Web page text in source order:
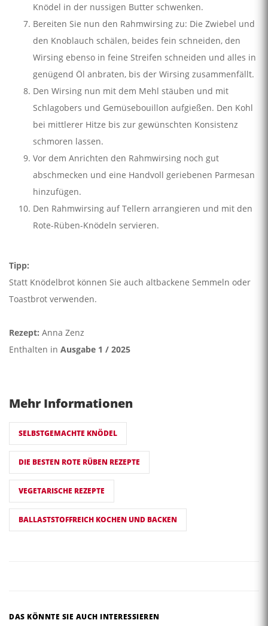
Knödel in der nussigen Butter schwenken.
Bereiten Sie nun den Rahmwirsing zu: Die Zwiebel und
den Knoblauch schälen, beides fein schneiden, den
Wirsing ebenso in feine Streifen schneiden und alles in
genügend Öl anbraten, bis der Wirsing zusammenfällt.
Den Wirsing nun mit dem Mehl stäuben und mit
Schlagobers und Gemüsebouillon aufgießen. Den Kohl
bei mittlerer Hitze bis zur gewünschten Konsistenz
schmoren lassen.
Vor dem Anrichten den Rahmwirsing noch gut
abschmecken und eine Handvoll geriebenen Parmesan
hinzufügen.
Den Rahmwirsing auf Tellern arrangieren und mit den
Rote-Rüben-Knödeln servieren.
Tipp:
Statt Knödelbrot können Sie auch altbackene Semmeln oder
Toastbrot verwenden.
Rezept: Anna Zenz
Enthalten in Ausgabe 1 / 2025
Mehr Informationen
SELBSTGEMACHTE KNÖDEL
DIE BESTEN ROTE RÜBEN REZEPTE
VEGETARISCHE REZEPTE
BALLASTSTOFFREICH KOCHEN UND BACKEN
DAS KÖNNTE SIE AUCH INTERESSIEREN